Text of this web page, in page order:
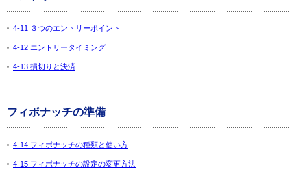
4-11 ３つのエントリーポイント
4-12 エントリータイミング
4-13 損切りと決済
フィボナッチの準備
4-14 フィボナッチの種類と使い方
4-15 フィボナッチの設定の変更方法